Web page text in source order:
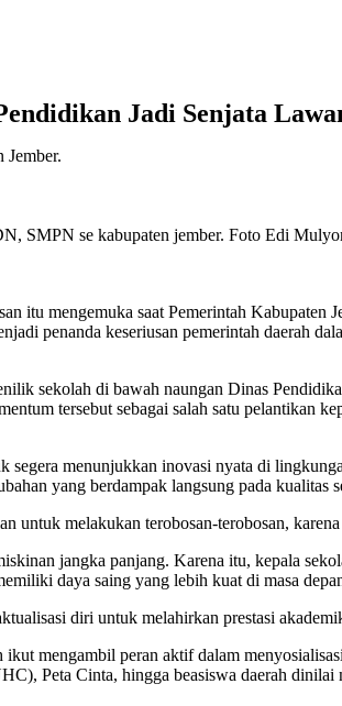
Jadi Senjata
Jember.
SMPN se kabupaten jember. Foto Edi
itu mengemuka saat Pemerintah Kabupaten
penanda keseriusan pemerintah daerah
sekolah di bawah naungan Dinas
tersebut sebagai salah satu pelantikan
menunjukkan inovasi nyata di
yang berdampak langsung pada kualitas
untuk melakukan terobosan-terobosan,
jangka panjang. Karena itu, kepala
daya saing yang lebih kuat di masa
diri untuk melahirkan prestasi
mengambil peran aktif dalam
Peta Cinta, hingga beasiswa daerah dinilai